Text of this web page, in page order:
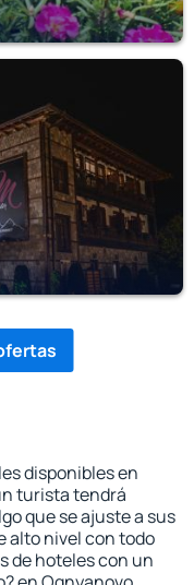
disponibles en
turista tendrá
que se ajuste a sus
alto nivel con todo
de hoteles con un